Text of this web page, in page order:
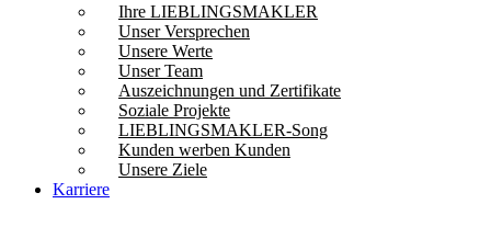
Ihre LIEBLINGSMAKLER
Unser Versprechen
Unsere Werte
Unser Team
Auszeichnungen und Zertifikate
Soziale Projekte
LIEBLINGSMAKLER-Song
Kunden werben Kunden
Unsere Ziele
Karriere